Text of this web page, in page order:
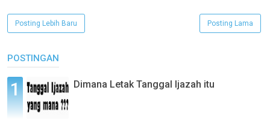
Posting Lebih Baru Posting Lama
POSTINGAN
Dimana Letak Tanggal Ijazah itu